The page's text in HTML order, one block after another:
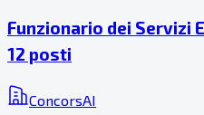
Funzionario dei Servizi
12 posti
ConcorsAI